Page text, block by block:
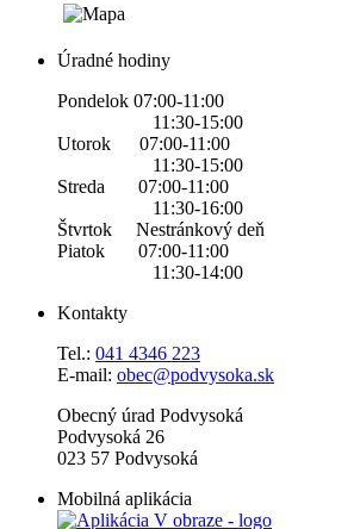
Úradné hodiny
Pondelok 07:00-11:00
11:30-15:00
Utorok 07:00-11:00
11:30-15:00
Streda 07:00-11:00
11:30-16:00
Štvrtok Nestránkový deň
Piatok 07:00-11:00
11:30-14:00
Kontakty
Tel.: 041 4346 223
E-mail: obec@podvysoka.sk
Obecný úrad Podvysoká
Podvysoká 26
023 57 Podvysoká
Mobilná aplikácia